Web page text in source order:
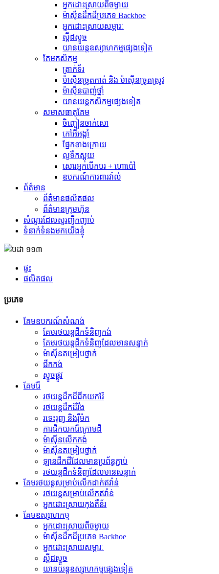
អ្នកដោះស្រាយពីចម្ងាយ
ម៉ាស៊ីន​ដឹក​ដី​ប្រភេទ Backhoe
អ្នកដោះស្រាយសម្ភារៈ
ស្គីដស្ទូច
យានយន្តឧស្សាហកម្មផ្សេងទៀត
គែមកសិកម្ម
ត្រាក់ទ័រ
ម៉ាស៊ីនច្រូតកាត់ និង ម៉ាស៊ីនច្រូតស្រូវ
ម៉ាស៊ីនបាញ់ថ្នាំ
យានយន្តកសិកម្មផ្សេងទៀត
សមាសធាតុ​គែម
ចិញ្ចៀនចាក់សោ
កៅអីអង្កាំ
ផ្នែកខាងក្រោយ
លូទឹកស្អុយ
សោរអ្នកបើកបរ + ហោប៉ៅ
ឧបករណ៍ការពារវ៉ាល់
ព័ត៌មាន
ព័ត៌មានផលិតផល
ព័ត៌មានក្រុមហ៊ុន
សំណួរដែលសួរញឹកញាប់
ទំនាក់ទំនងមកយើងខ្ញុំ
ផ្ទះ
ផលិតផល
ប្រភេទ
គែមឧបករណ៍សំណង់
គែម​រថយន្ត​ដឹក​ទំនិញ​កង់
គែមរថយន្តដឹកទំនិញដែលមានសន្លាក់
ម៉ាស៊ីន​តម្រៀប​ថ្នាក់
ជីក​កង់
ស្ទូចផ្លូវ
គែមរ៉ែ
រថយន្តដឹកដីជីកយករ៉ែ
រថយន្ត​ដឹក​ដី​រឹង
រទេះរុញ និងរ៉ឺម៉ក
ការជីកយករ៉ែក្រោមដី
ម៉ាស៊ីន​លើក​កង់
ម៉ាស៊ីន​តម្រៀប​ថ្នាក់
ឡានដឹកដីដែលមានប្រព័ន្ធភ្ជាប់
រថយន្ត​ដឹក​ទំនិញ​ដែល​មាន​សន្លាក់​
គែមរថយន្តសម្រាប់លើកដាក់ឥវ៉ាន់
រថយន្ត​សម្រាប់​លើក​ឥវ៉ាន់
អ្នកដោះស្រាយកុងតឺន័រ
គែមឧស្សាហកម្ម
អ្នកដោះស្រាយពីចម្ងាយ
ម៉ាស៊ីន​ដឹក​ដី​ប្រភេទ Backhoe
អ្នកដោះស្រាយសម្ភារៈ
ស្គីដស្ទូច
យានយន្តឧស្សាហកម្មផ្សេងទៀត